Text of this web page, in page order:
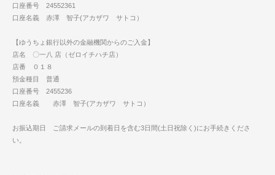
口座番号 24552361
口座名義 赤澤 智子(アカザワ サトコ）
【ゆうちょ銀行以外の金融機関からのご入金】
店名 〇一八 店（ゼロイチハチ店）
店番 ０１８
預金種目 普通
口座番号 2455236
口座名義 赤澤 智子(アカザワ サトコ）
お振込期日 ご請求メールの到着日を含む3日間(土日祝除く)にお手続きくださ
い。